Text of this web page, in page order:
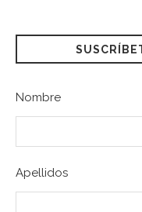
Nombre
Apellidos